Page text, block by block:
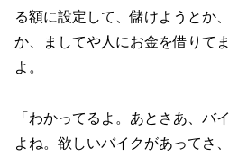
る額に設定して、儲けようとか
か、ましてや人にお金を借りて
よ。
「わかってるよ。あとさあ、バ
よね。欲しいバイクがあってさ